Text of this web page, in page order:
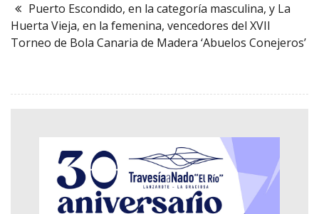
Puerto Escondido, en la categoría masculina, y La
Huerta Vieja, en la femenina, vencedores del XVII
Torneo de Bola Canaria de Madera ‘Abuelos Conejeros’